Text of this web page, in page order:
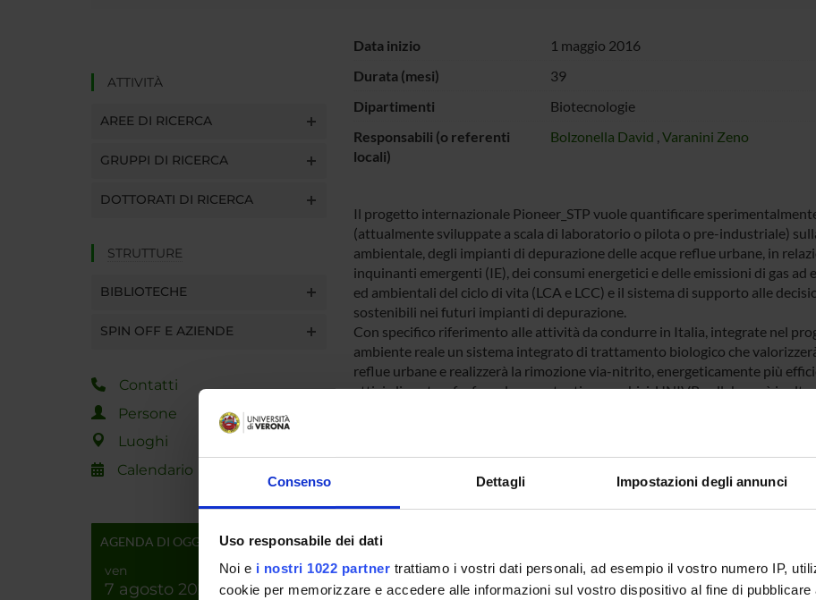
Consenso Dettagli Impostazioni degli annunci
Uso responsabile dei dati
Noi e i nostri 1022 partner trattiamo i vostri dati personali, ad esempio il vostro numero IP,
cookie per memorizzare e accedere alle informazioni sul vostro dispositivo al fine di pubblicare
ATTIVITÀ
AREE DI RICERCA
GRUPPI DI RICERCA
DOTTORATI DI RICERCA
STRUTTURE
BIBLIOTECHE
SPIN OFF E AZIENDE
Contatti
Persone
Luoghi
Calendario
AGENDA DI OGGI
ven
7 agosto 2026
Data inizio
1 maggio 2016
Durata (mesi)
39
Dipartimenti
Biotecnologie
Responsabili (o referenti
locali)
Bolzonella David , Varanini Zeno
Il progetto internazionale Pioneer_STP vuole quantificare
(attualmente sviluppate a scala di laboratorio o pilota o pre-industriale)
ambientale, degli impianti di depurazione delle acque reflue urbane, in
inquinanti emergenti (IE), dei consumi energetici e delle emissioni di gas
ed ambientali del ciclo di vita (LCA e LCC) e il sistema di supporto alle
sostenibili nei futuri impianti di depurazione.
Con specifico riferimento alle attività da condurre in Italia, integrate nel
ambiente reale un sistema integrato di trattamento biologico che
reflue urbane e realizzerà la rimozione via-nitrito, energeticamente più
attivi, di azoto e fosforo da surnatanti anaerobici. UNIVR collaborerà inoltre
delle tecnologie testate ed alla validazione del sistema di supporto alle
ENTI FINANZIATORI: